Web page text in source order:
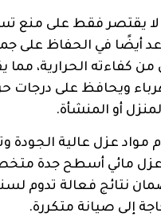
لا يقتصر فقط على منع
أيضًا في الحفاظ على
كفاءته الحرارية، مما
ويحافظ على درجات
أو المنشأة.
مواد عزل عالية الجودة
عزل مائي أسطح جدة
نتائج فعالة تدوم
إلى صيانة متكررة.